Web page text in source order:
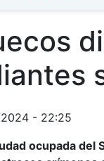
- 22:25
ocupada del